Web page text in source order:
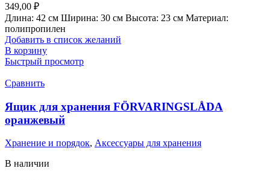
349,00 ₽
Длина: 42 см Ширина: 30 см Высота: 23 см Материал:
полипропилен
Добавить в список желаний
В корзину
Быстрый просмотр
Сравнить
Ящик для хранения FÖRVARINGSLÅDA
оранжевый
Хранение и порядок, Аксессуары для хранения
В наличии